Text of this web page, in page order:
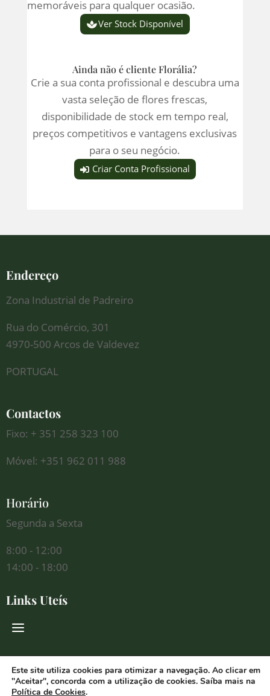
memoráveis para qualquer ocasião.
Ver Stock Disponível
Ainda não é cliente Florália?
Crie a sua conta profissional e descubra uma
vasta seleção de flores frescas,
disponibilidade de stock em tempo real,
preços competitivos e vantagens exclusivas
para o seu negócio.
Criar Conta Profissional
Endereço
Zona Industrial de Padreiro
Rua do Comércio, 301
4970-500 Arcos de Valdevez
PORTUGAL
Contactos
Fixo: + 351 258 323 100
Móvel: +351 962 011 988
Horário
Segunda a Sexta
8:00 - 12:00
14:00 - 18:00
Links Uteís
Redes Sociais
Este site utiliza cookies para otimizar a navegação. Ao clicar em
"Aceitar", concorda com a utilização de cookies. Saíba mais na
Política de Cookies.